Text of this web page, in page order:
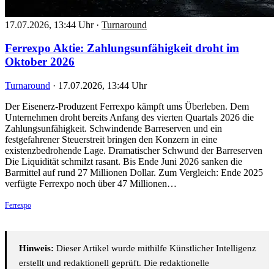
17.07.2026, 13:44 Uhr · Turnaround
Ferrexpo Aktie: Zahlungsunfähigkeit droht im
Oktober 2026
Turnaround · 17.07.2026, 13:44 Uhr
Der Eisenerz-Produzent Ferrexpo kämpft ums Überleben. Dem
Unternehmen droht bereits Anfang des vierten Quartals 2026 die
Zahlungsunfähigkeit. Schwindende Barreserven und ein
festgefahrener Steuerstreit bringen den Konzern in eine
existenzbedrohende Lage. Dramatischer Schwund der Barreserven
Die Liquidität schmilzt rasant. Bis Ende Juni 2026 sanken die
Barmittel auf rund 27 Millionen Dollar. Zum Vergleich: Ende 2025
verfügte Ferrexpo noch über 47 Millionen…
Ferrexpo
Hinweis: Dieser Artikel wurde mithilfe Künstlicher Intelligenz
erstellt und redaktionell geprüft. Die redaktionelle